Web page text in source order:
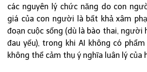
các nguyên lý chức năng do con
giá của con người là bất khả xâm
đoạn cuộc sống (dù là bào thai, người
đau yếu), trong khi AI không có
không thể cảm thụ ý nghĩa luân lý của